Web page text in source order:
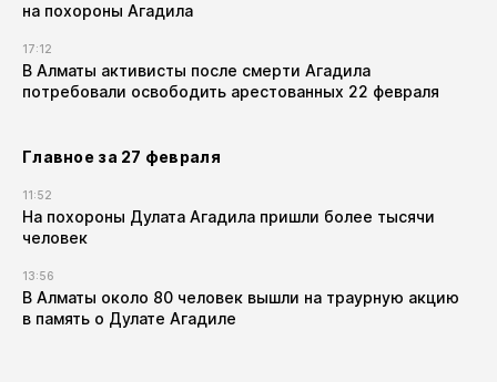
на похороны Агадила
17:12
В Алматы активисты после смерти Агадила
потребовали освободить арестованных 22 февраля
Главное за 27 февраля
11:52
​На похороны Дулата Агадила пришли более тысячи
человек
13:56
​В Алматы около 80 человек вышли на траурную акцию
в память о Дулате Агадиле